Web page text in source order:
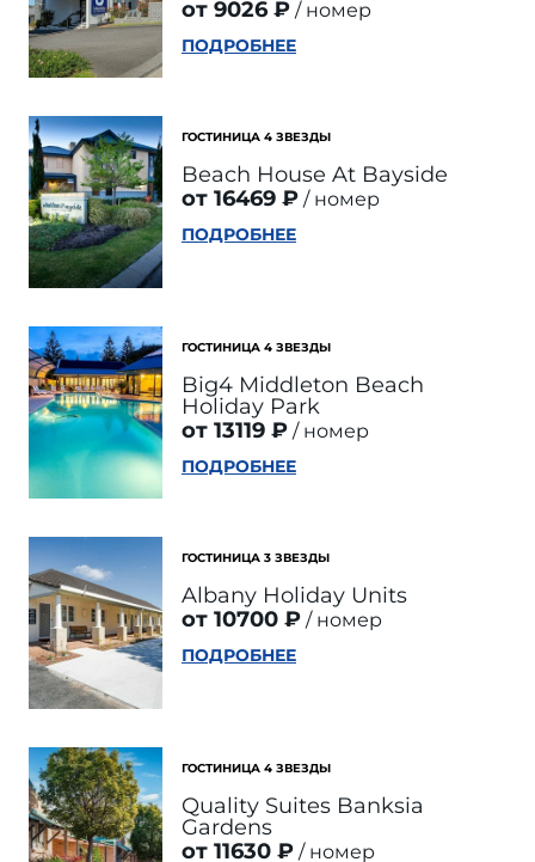
от 9026 ₽
номер
ПОДРОБНЕЕ
ГОСТИНИЦА 4 ЗВЕЗДЫ
Beach House At Bayside
от 16469 ₽
номер
ПОДРОБНЕЕ
ГОСТИНИЦА 4 ЗВЕЗДЫ
Big4 Middleton Beach
Holiday Park
от 13119 ₽
номер
ПОДРОБНЕЕ
ГОСТИНИЦА 3 ЗВЕЗДЫ
Albany Holiday Units
от 10700 ₽
номер
ПОДРОБНЕЕ
ГОСТИНИЦА 4 ЗВЕЗДЫ
Quality Suites Banksia
Gardens
от 11630 ₽
номер